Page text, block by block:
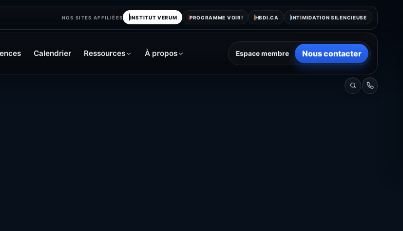
NOS SITES AFFILIÉES INSTITUT VERUM PROGRAMME VOIR! HBDI.CA INTIMIDATION SILENCIEUSE
Calendrier Ressources À propos Espace membre Nous contacter